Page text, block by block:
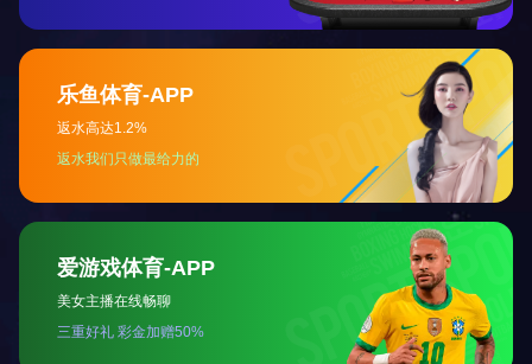
友情链接
热线电话：0730-5538888/5633399
手机：13923842554 肖小姐
传真：0730-5616123
邮箱：jx@goodmorning-tours.com